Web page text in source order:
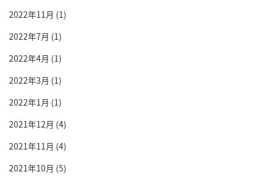
2022年11月 (1)
2022年7月 (1)
2022年4月 (1)
2022年3月 (1)
2022年1月 (1)
2021年12月 (4)
2021年11月 (4)
2021年10月 (5)